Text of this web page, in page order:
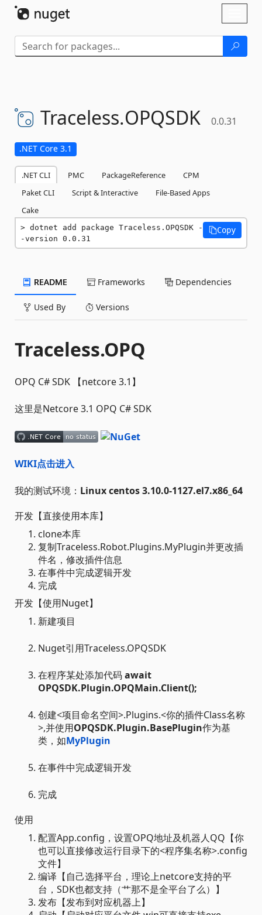
Traceless.OPQSDK 0.0.31
.NET Core 3.1
.NET CLI PMC PackageReference
CPM
Paket CLI
Script & Interactive
File-Based Apps
Cake
dotnet add package Traceless.OPQSDK -
-version 0.0.31
Copy
README Frameworks Dependencies
Used By Versions
Traceless.OPQ
OPQ C# SDK 【netcore 3.1】
这里是Netcore 3.1 OPQ C# SDK
WIKI点击进入
我的测试环境： Linux centos 3.10.0-1127.el7.x86_64
开发【直接使用本库】
clone本库
复制Traceless.Robot.Plugins.MyPlugin并更改插
件名，修改插件信息
在事件中完成逻辑开发
完成
开发【使用Nuget】
新建项目
Nuget引用Traceless.OPQSDK
在程序某处添加代码await
OPQSDK.Plugin.OPQMain.Client();
创建<项目命名空间>.Plugins.<你的插件Class名称
>,并使用OPQSDK.Plugin.BasePlugin作为基
类，如MyPlugin
在事件中完成逻辑开发
完成
使用
配置App.config，设置OPQ地址及机器人QQ【你
也可以直接修改运行目录下的<程序集名称>.config
文件】
编译【自己选择平台，理论上netcore支持的平
台，SDK也都支持（艹那不是全平台了么）】
发布【发布到对应机器上】